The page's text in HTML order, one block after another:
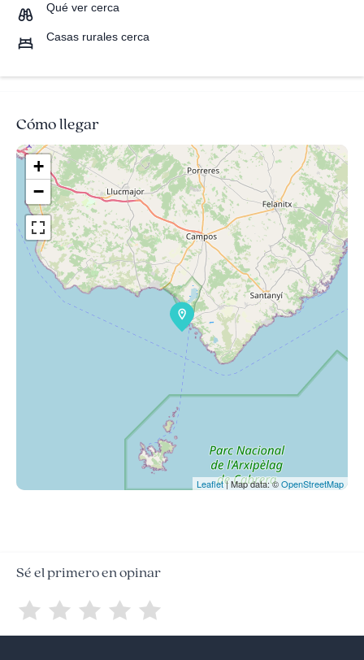
Qué ver cerca
Casas rurales cerca
Cómo llegar
+
−
Leaflet| Map data: ©OpenStreetMap
Sé el primero en opinar